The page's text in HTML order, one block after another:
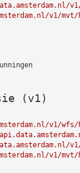
v1/mvt/
(v1)
v1/wfs/
v1/mvt/